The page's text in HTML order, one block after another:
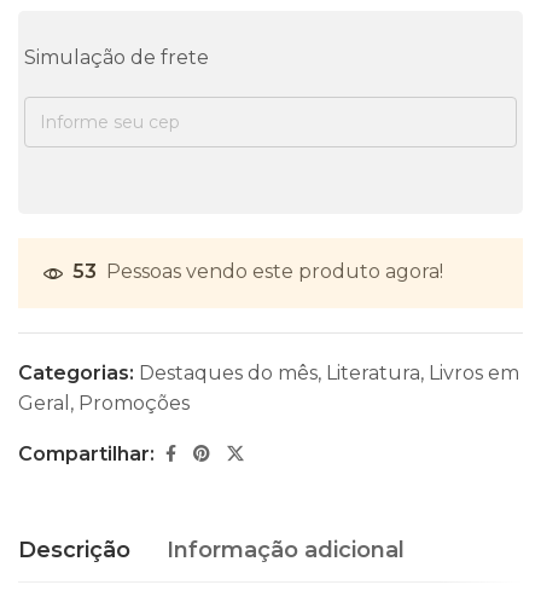
Simulação de frete
53 Pessoas vendo este produto agora!
Categorias: Destaques do mês, Literatura, Livros em
Geral , Promoções
Compartilhar:
Descrição Informação adicional